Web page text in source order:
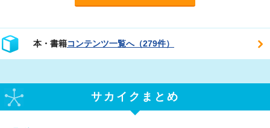
本・書籍コンテンツ一覧へ（279件）
サカイクまとめ